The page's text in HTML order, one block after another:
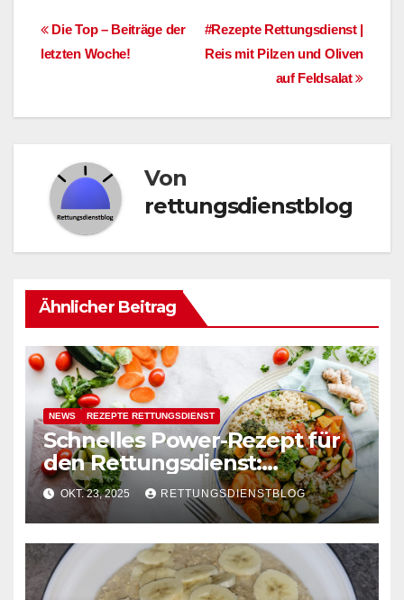
Beitragsnavigation
#Rezepte Rettungsdienst |
Reis mit Pilzen und Oliven
auf Feldsalat
Die Top – Beiträge der
letzten Woche!
Von
rettungsdienstblog
Ähnlicher Beitrag
NEWS REZEPTE RETTUNGSDIENST
Schnelles Power-Rezept für
den Rettungsdienst:
Mediterrane
Hähnchenpfanne mit Quinoa
OKT. 23, 2025 RETTUNGSDIENSTBLOG